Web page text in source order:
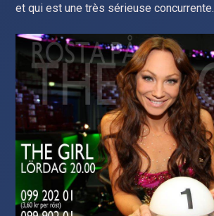
et qui est une très sérieuse concurrente.